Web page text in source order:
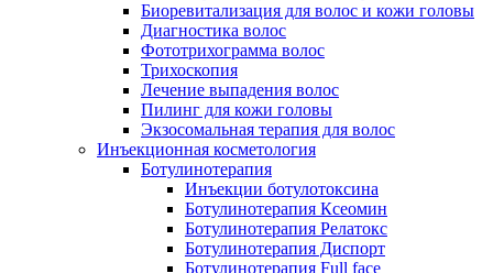
Биоревитализация для волос и кожи головы
Диагностика волос
Фототрихограмма волос
Трихоскопия
Лечение выпадения волос
Пилинг для кожи головы
Экзосомальная терапия для волос
Инъекционная косметология
Ботулинотерапия
Инъекции ботулотоксина
Ботулинотерапия Ксеомин
Ботулинотерапия Релатокс
Ботулинотерапия Диспорт
Ботулинотерапия Full face